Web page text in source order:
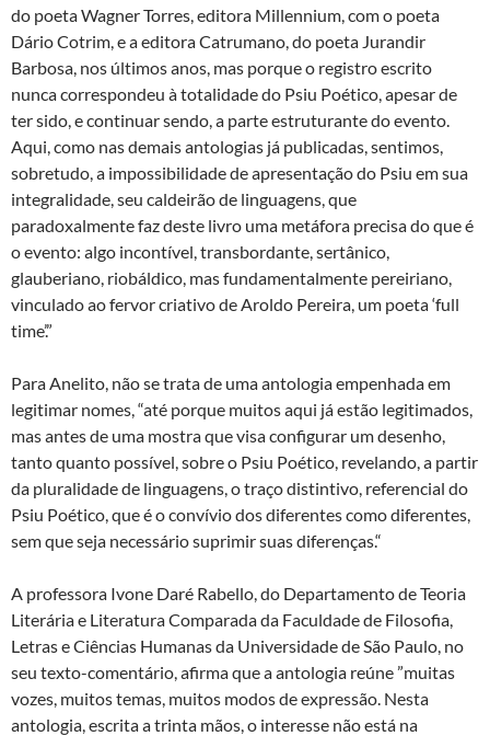
do poeta Wagner Torres, editora Millennium, com o poeta
Dário Cotrim, e a editora Catrumano, do poeta Jurandir
Barbosa, nos últimos anos, mas porque o registro escrito
nunca correspondeu à totalidade do Psiu Poético, apesar de
ter sido, e continuar sendo, a parte estruturante do evento.
Aqui, como nas demais antologias já publicadas, sentimos,
sobretudo, a impossibilidade de apresentação do Psiu em sua
integralidade, seu caldeirão de linguagens, que
paradoxalmente faz deste livro uma metáfora precisa do que é
o evento: algo incontível, transbordante, sertânico,
glauberiano, riobáldico, mas fundamentalmente pereiriano,
vinculado ao fervor criativo de Aroldo Pereira, um poeta ‘full
time’.”
Para Anelito, não se trata de uma antologia empenhada em
legitimar nomes, “até porque muitos aqui já estão legitimados,
mas antes de uma mostra que visa configurar um desenho,
tanto quanto possível, sobre o Psiu Poético, revelando, a partir
da pluralidade de linguagens, o traço distintivo, referencial do
Psiu Poético, que é o convívio dos diferentes como diferentes,
sem que seja necessário suprimir suas diferenças.“
A professora Ivone Daré Rabello, do Departamento de Teoria
Literária e Literatura Comparada da Faculdade de Filosofia,
Letras e Ciências Humanas da Universidade de São Paulo, no
seu texto-comentário, afirma que a antologia reúne ”muitas
vozes, muitos temas, muitos modos de expressão. Nesta
antologia, escrita a trinta mãos, o interesse não está na